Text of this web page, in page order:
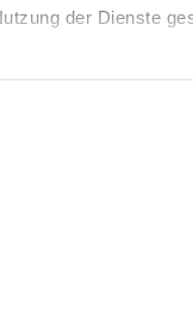
der Dienste